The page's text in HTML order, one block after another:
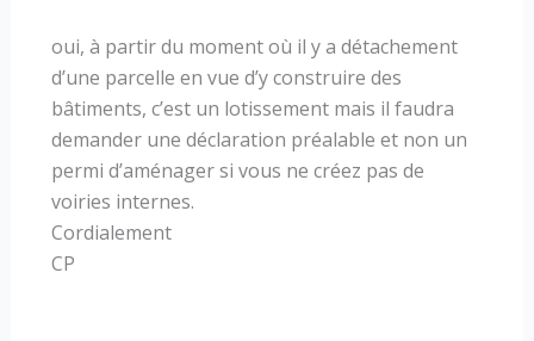
oui, à partir du moment où il y a détachement
d’une parcelle en vue d’y construire des
bâtiments, c’est un lotissement mais il faudra
demander une déclaration préalable et non un
permi d’aménager si vous ne créez pas de
voiries internes.
Cordialement
CP